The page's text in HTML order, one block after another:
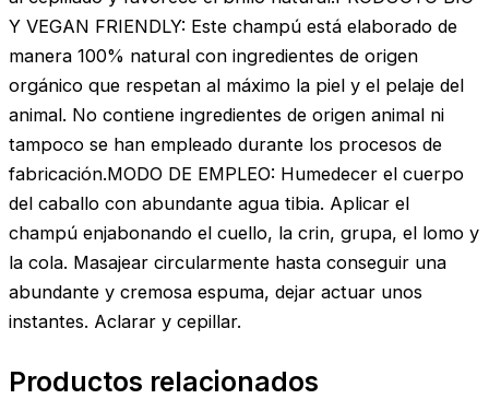
Y VEGAN FRIENDLY: Este champú está elaborado de
manera 100% natural con ingredientes de origen
orgánico que respetan al máximo la piel y el pelaje del
animal. No contiene ingredientes de origen animal ni
tampoco se han empleado durante los procesos de
fabricación.MODO DE EMPLEO: Humedecer el cuerpo
del caballo con abundante agua tibia. Aplicar el
champú enjabonando el cuello, la crin, grupa, el lomo y
la cola. Masajear circularmente hasta conseguir una
abundante y cremosa espuma, dejar actuar unos
instantes. Aclarar y cepillar.
Productos relacionados